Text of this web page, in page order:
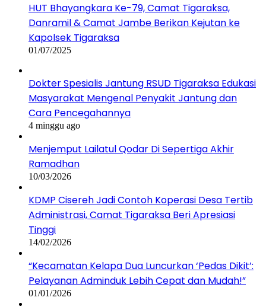
HUT Bhayangkara Ke-79, Camat Tigaraksa,
Danramil & Camat Jambe Berikan Kejutan ke
Kapolsek Tigaraksa
01/07/2025
Dokter Spesialis Jantung RSUD Tigaraksa Edukasi
Masyarakat Mengenal Penyakit Jantung dan
Cara Pencegahannya
4 minggu ago
Menjemput Lailatul Qodar Di Sepertiga Akhir
Ramadhan
10/03/2026
KDMP Cisereh Jadi Contoh Koperasi Desa Tertib
Administrasi, Camat Tigaraksa Beri Apresiasi
Tinggi
14/02/2026
“Kecamatan Kelapa Dua Luncurkan ‘Pedas Dikit’:
Pelayanan Adminduk Lebih Cepat dan Mudah!”
01/01/2026